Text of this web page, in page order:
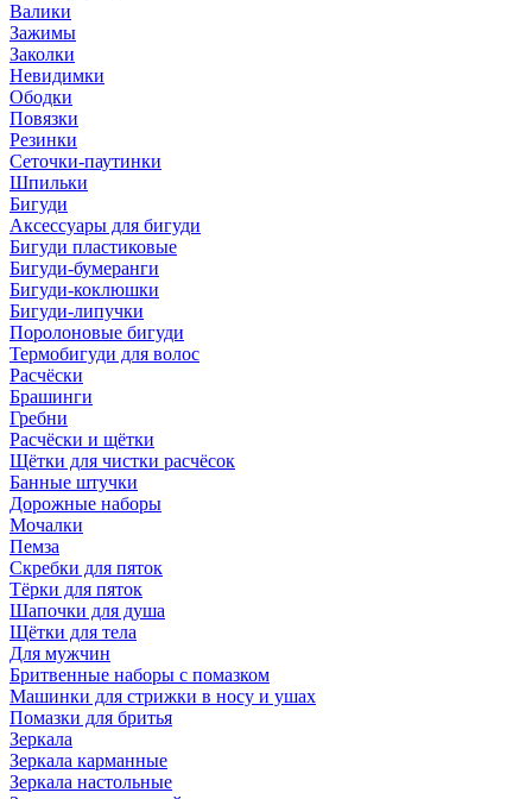
Валики
Зажимы
Заколки
Невидимки
Ободки
Повязки
Резинки
Сеточки-паутинки
Шпильки
Бигуди
Аксессуары для бигуди
Бигуди пластиковые
Бигуди-бумеранги
Бигуди-коклюшки
Бигуди-липучки
Поролоновые бигуди
Термобигуди для волос
Расчёски
Брашинги
Гребни
Расчёски и щётки
Щётки для чистки расчёсок
Банные штучки
Дорожные наборы
Мочалки
Пемза
Скребки для пяток
Тёрки для пяток
Шапочки для душа
Щётки для тела
Для мужчин
Бритвенные наборы с помазком
Машинки для стрижки в носу и ушах
Помазки для бритья
Зеркала
Зеркала карманные
Зеркала настольные